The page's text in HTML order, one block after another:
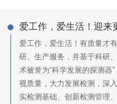
爱工作，爱生活！迎来
爱工作，爱生活！有质量才
研、生产服务，并基于科研
术被誉为“科学发展的探测器
视质量，大力发展检测，深
实检测基础、创新检测管理